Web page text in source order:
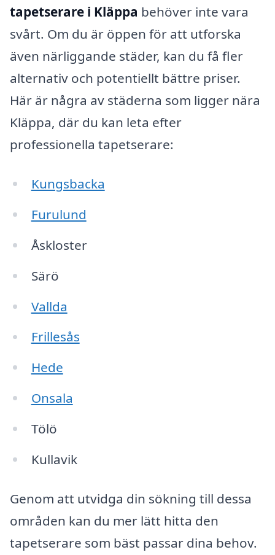
tapetserare i Kläppa behöver inte vara
svårt. Om du är öppen för att utforska
även närliggande städer, kan du få fler
alternativ och potentiellt bättre priser.
Här är några av städerna som ligger nära
Kläppa, där du kan leta efter
professionella tapetserare:
Kungsbacka
Furulund
Åskloster
Särö
Vallda
Frillesås
Hede
Onsala
Tölö
Kullavik
Genom att utvidga din sökning till dessa
områden kan du mer lätt hitta den
tapetserare som bäst passar dina behov.